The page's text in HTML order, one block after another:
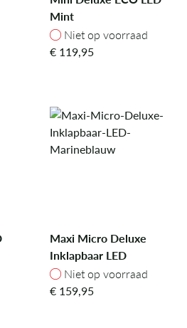
Mint
Niet op voorraad
Niet op voorraad
€ 119,95
Maxi Micro Deluxe
Inklapbaar LED
Marineblauw
Niet op voorraad
Niet op voorraad
€ 159,95